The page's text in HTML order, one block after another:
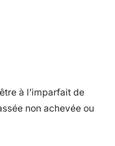
à l’imparfait de
non achevée ou